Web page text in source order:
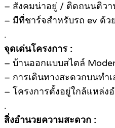
– สังคมน่าอยู่ / ติดถนนติว
– มีที่ชาร์จสำหรับรถ ev ด้วย
.
จุดเด่นโครงการ :
– บ้านออกแบบสไตล์
– การเดินทางสะดวกบนทำ
– โครงการตั้งอยู่ใกล้แหล่ง
.
สิ่งอำนวยความสะดวก :